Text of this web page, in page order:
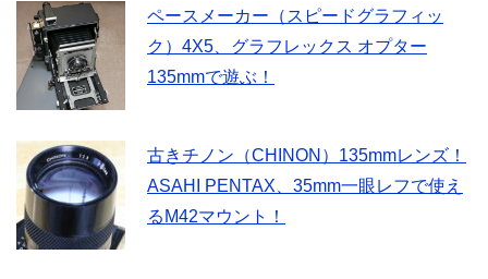
ペースメーカー（スピードグラフィッ
ク）4X5、グラフレックス オプター
135mmで遊ぶ！
古きチノン（CHINON）135mmレンズ！
ASAHI PENTAX、35mm一眼レフで使え
るM42マウント！